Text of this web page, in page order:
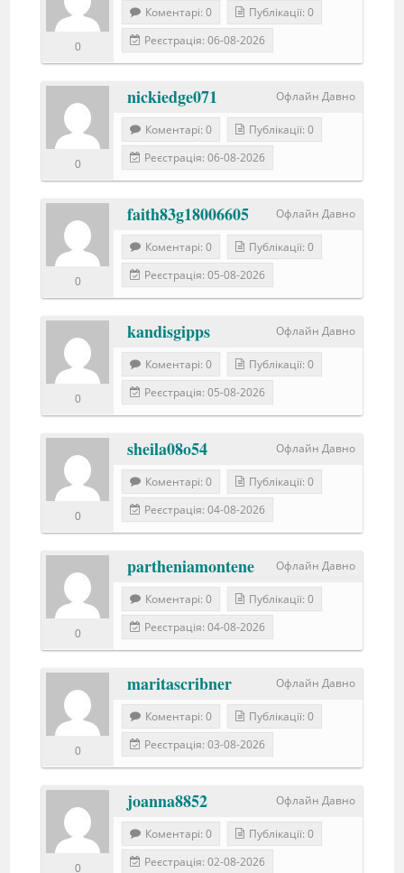
0
Коментарі: 0
Публікації: 0
Реєстрація: 06-08-2026
Офлайн Давно
nickiedge071
0
Коментарі: 0
Публікації: 0
Реєстрація: 06-08-2026
Офлайн Давно
faith83g18006605
0
Коментарі: 0
Публікації: 0
Реєстрація: 05-08-2026
Офлайн Давно
kandisgipps
0
Коментарі: 0
Публікації: 0
Реєстрація: 05-08-2026
Офлайн Давно
sheila08o54
0
Коментарі: 0
Публікації: 0
Реєстрація: 04-08-2026
Офлайн Давно
partheniamontene
0
Коментарі: 0
Публікації: 0
Реєстрація: 04-08-2026
Офлайн Давно
maritascribner
0
Коментарі: 0
Публікації: 0
Реєстрація: 03-08-2026
Офлайн Давно
joanna8852
0
Коментарі: 0
Публікації: 0
Реєстрація: 02-08-2026